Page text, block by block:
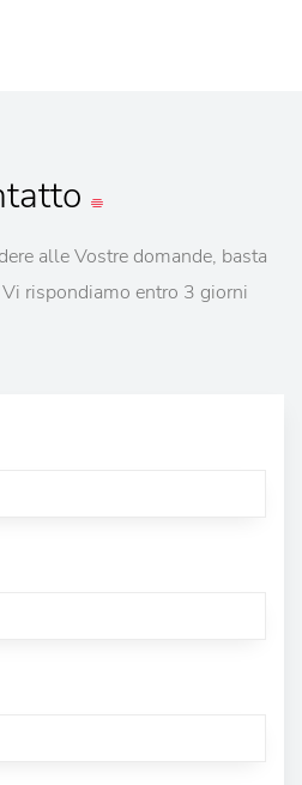
alle Vostre domande, basta
rispondiamo entro 3 giorni